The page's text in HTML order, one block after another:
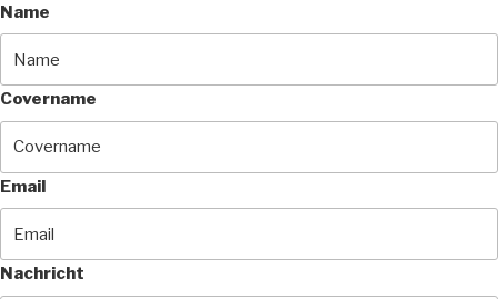
Name
Covername
Email
Nachricht